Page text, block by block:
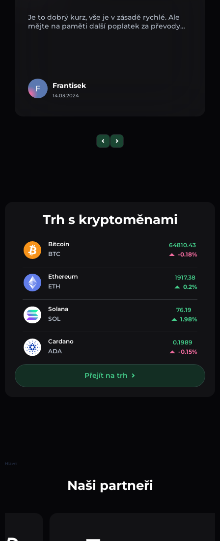
Je to dobrý kurz, vše je v zásadě rychlé. Ale
mějte na paměti další poplatek za převody…
F Frantisek
14.03.2024
Trh s kryptoměnami
Bitcoin
BTC
64810.43
-0.18%
Ethereum
ETH
1917.38
0.2%
Solana
SOL
76.19
1.98%
Cardano
ADA
0.1989
-0.15%
Přejít na trh
Hlavní
Naši partneři